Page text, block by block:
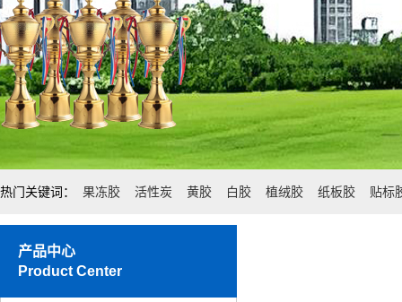
热门关键词： 果冻胶 活性炭 黄胶 白胶 植绒胶 纸板胶 贴标
产品中心
Product Center